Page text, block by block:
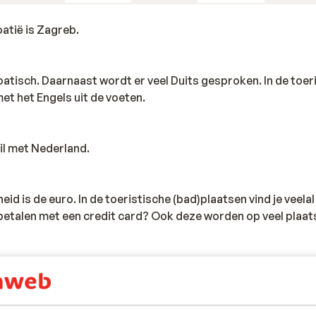
voor voorstellingen, al is het dan nu zonder bloed. In
rockconcerten en ook wordt hier het Kroatische
al deze bezienswaardigheden- nog nieuwe Kathedraal
Dan hebben we het nog niet eens gehad over de
is Zagreb.
Daarnaast wordt er veel Duits gesproken. In de
het Engels uit de voeten.
met Nederland.
is de euro. In de toeristische (bad)plaatsen vind je
met een credit card? Ook deze worden op veel
Nederland 220 volt. Je hebt geen verloopstekker nodig.